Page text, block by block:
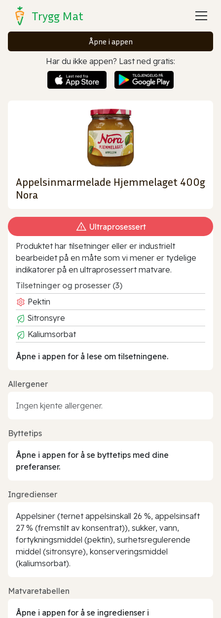
Trygg Mat
Åpne i appen
Har du ikke appen? Last ned gratis:
Appelsinmarmelade Hjemmelaget 400g
Nora
Ultraprosessert
Produktet har tilsetninger eller er industrielt
bearbeidet på en måte som vi mener er tydelige
indikatorer på en ultraprosessert matvare.
Tilsetninger og prosesser (3)
Pektin
Sitronsyre
Kaliumsorbat
Åpne i appen for å lese om tilsetningene.
Allergener
Ingen kjente allergener.
Byttetips
Åpne i appen for å se byttetips med dine
preferanser.
Ingredienser
Appelsiner (ternet appelsinskall 26 %, appelsinsaft
27 % (fremstilt av konsentrat)), sukker, vann,
fortykningsmiddel (pektin), surhetsregulerende
middel (sitronsyre), konserveringsmiddel
(kaliumsorbat).
Matvaretabellen
Åpne i appen for å se ingredienser i